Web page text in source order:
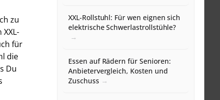
zu
für
die
Du
XXL-Rollstuhl: Für wen eignen sich
elektrische Schwerlastrollstühle?
Essen auf Rädern für Senioren:
Anbietervergleich, Kosten und
Zuschuss